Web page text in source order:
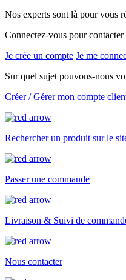
Nos experts sont là pour vous
Connectez-vous pour contacter
Je crée un compte Je me
Sur quel sujet pouvons-nous
Créer / Gérer mon compte
Rechercher un produit sur le
Passer une commande
Livraison & Suivi de
Nous contacter